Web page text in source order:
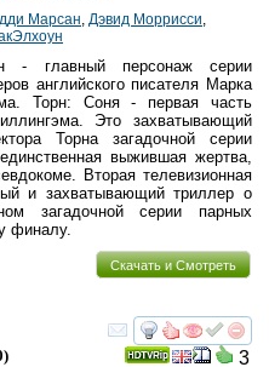
Марсан Дэвид Моррисси
- главный персонаж серии
английского писателя Марка
Торн: Соня - первая часть
Это захватывающий
Торна загадочной серии
выжившая жертва,
Вторая телевизионная
и захватывающий триллер о
загадочной серии парных
финалу.
Скачать и Смотреть
смотреть
3